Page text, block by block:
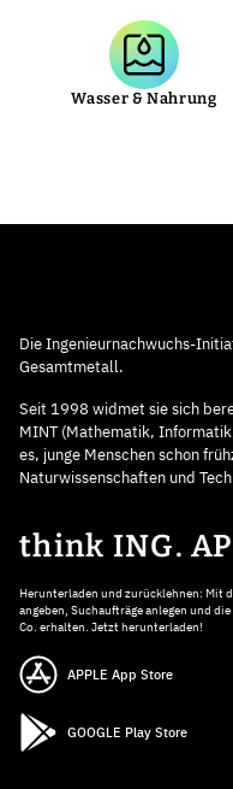
Wasser & Nahrung
Die Ingenieurnachwuchs-
Gesamtmetall.
Seit 1998 widmet sie sich
MINT (Mathematik,
es, junge Menschen schon
Naturwissenschaften und
think ING.
Herunterladen und zurücklehnen: Mit
angeben, Suchaufträge anlegen und
Co. erhalten. Jetzt herunterladen!
APPLE App Store
GOOGLE Play Store